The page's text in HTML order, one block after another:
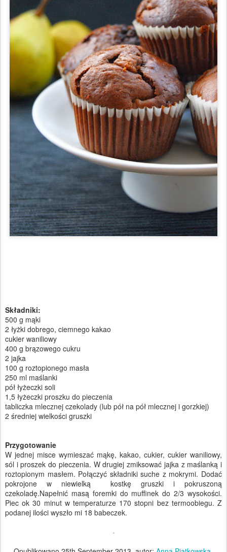
Składniki:
500 g mąki
2 łyżki dobrego, ciemnego kakao
cukier waniliowy
400 g brązowego cukru
2 jajka
100 g roztopionego masła
250 ml maślanki
pół łyżeczki soli
1,5 łyżeczki proszku do pieczenia
tabliczka mlecznej czekolady (lub pół na pół mlecznej i gorzkiej)
2 średniej wielkości gruszki
Przygotowanie
W jednej misce wymieszać mąkę, kakao, cukier, cukier waniliowy,
sól i proszek do pieczenia. W drugiej zmiksować jajka z maślanką i
roztopionym masłem. Połączyć składniki suche z mokrymi. Dodać
pokrojone w niewielką kostkę gruszki i pokruszoną
czekoladę.Napełnić masą foremki do muffinek do 2/3 wysokości.
Piec ok 30 minut w temperaturze 170 stopni bez termoobiegu. Z
podanej ilości wyszło mi 18 babeczek.